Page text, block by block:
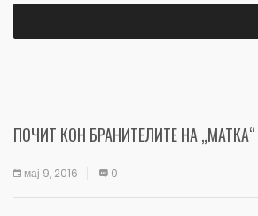
ПОЧИТ КОН БРАНИТЕЛИТЕ НА „МАТКА“
мај 9, 2016 0